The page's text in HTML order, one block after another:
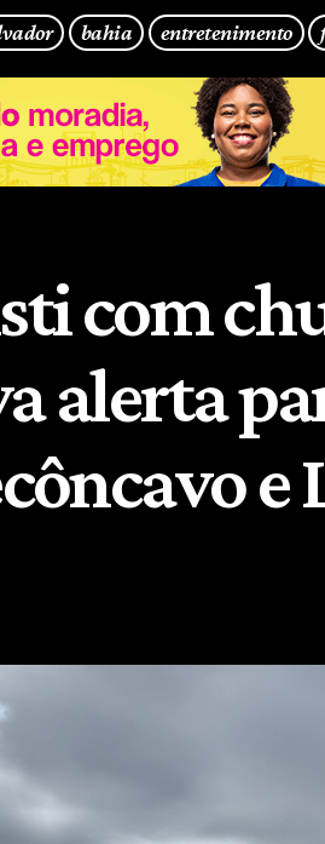
bahia entretenimento
com
alerta